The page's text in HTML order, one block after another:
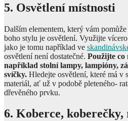
5. Osvětlení místnosti
Dalším elementem, který vám
boho stylu je osvětlení. Využijte
jako je tomu například ve
osvětlení není dostatečné. Použijte
například stolní lampy, lampióny,
svíčky. Hledejte osvětlení, které má v
materiál, ať už v podobě pleteného-
dřevěného prvku.
6. Koberce, koberečky,